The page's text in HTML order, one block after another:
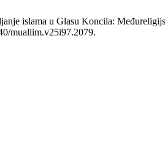
islama u Glasu Koncila:
muallim.v25i97.2079.